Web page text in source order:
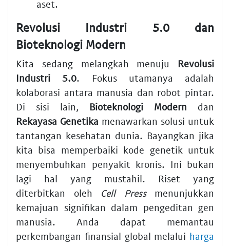
aset.
Revolusi Industri 5.0 dan
Bioteknologi Modern
Kita sedang melangkah menuju Revolusi
Industri 5.0. Fokus utamanya adalah
kolaborasi antara manusia dan robot pintar.
Di sisi lain, Bioteknologi Modern dan
Rekayasa Genetika menawarkan solusi untuk
tantangan kesehatan dunia. Bayangkan jika
kita bisa memperbaiki kode genetik untuk
menyembuhkan penyakit kronis. Ini bukan
lagi hal yang mustahil. Riset yang
diterbitkan oleh Cell Pressmenunjukkan
kemajuan signifikan dalam pengeditan gen
manusia. Anda dapat memantau
perkembangan finansial global melalui harga